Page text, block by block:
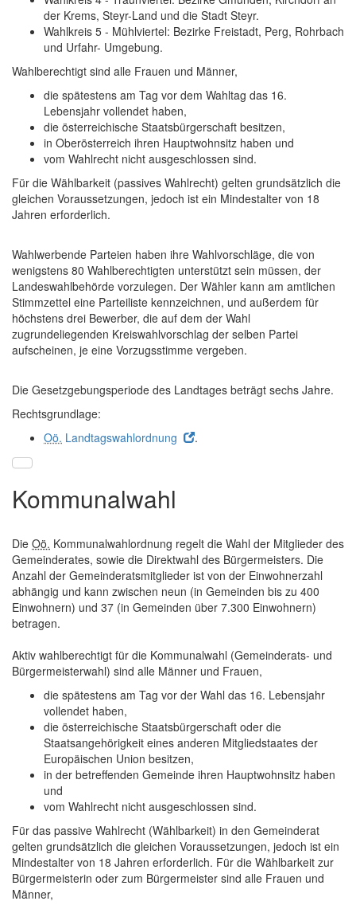
der Krems, Steyr-Land und die Stadt Steyr.
Wahlkreis 5 - Mühlviertel: Bezirke Freistadt, Perg, Rohrbach
und Urfahr- Umgebung.
Wahlberechtigt sind alle Frauen und Männer,
die spätestens am Tag vor dem Wahltag das 16.
Lebensjahr vollendet haben,
die österreichische Staatsbürgerschaft besitzen,
in Oberösterreich ihren Hauptwohnsitz haben und
vom Wahlrecht nicht ausgeschlossen sind.
Für die Wählbarkeit (passives Wahlrecht) gelten grundsätzlich die
gleichen Voraussetzungen, jedoch ist ein Mindestalter von 18
Jahren erforderlich.
Wahlwerbende Parteien haben ihre Wahlvorschläge, die von
wenigstens 80 Wahlberechtigten unterstützt sein müssen, der
Landeswahlbehörde vorzulegen. Der Wähler kann am amtlichen
Stimmzettel eine Parteiliste kennzeichnen, und außerdem für
höchstens drei Bewerber, die auf dem der Wahl
zugrundeliegenden Kreiswahlvorschlag der selben Partei
aufscheinen, je eine Vorzugsstimme vergeben.
Die Gesetzgebungsperiode des Landtages beträgt sechs Jahre.
Rechtsgrundlage:
Oö. Landtagswahlordnung .
Kommunalwahl
Die Oö. Kommunalwahlordnung regelt die Wahl der Mitglieder des
Gemeinderates, sowie die Direktwahl des Bürgermeisters. Die
Anzahl der Gemeinderatsmitglieder ist von der Einwohnerzahl
abhängig und kann zwischen neun (in Gemeinden bis zu 400
Einwohnern) und 37 (in Gemeinden über 7.300 Einwohnern)
betragen.
Aktiv wahlberechtigt für die Kommunalwahl (Gemeinderats- und
Bürgermeisterwahl) sind alle Männer und Frauen,
die spätestens am Tag vor der Wahl das 16. Lebensjahr
vollendet haben,
die österreichische Staatsbürgerschaft oder die
Staatsangehörigkeit eines anderen Mitgliedstaates der
Europäischen Union besitzen,
in der betreffenden Gemeinde ihren Hauptwohnsitz haben
und
vom Wahlrecht nicht ausgeschlossen sind.
Für das passive Wahlrecht (Wählbarkeit) in den Gemeinderat
gelten grundsätzlich die gleichen Voraussetzungen, jedoch ist ein
Mindestalter von 18 Jahren erforderlich. Für die Wählbarkeit zur
Bürgermeisterin oder zum Bürgermeister sind alle Frauen und
Männer,